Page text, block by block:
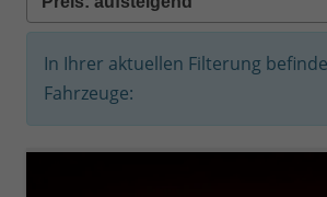
In Ihrer aktuellen Filterung
Fahrzeuge: